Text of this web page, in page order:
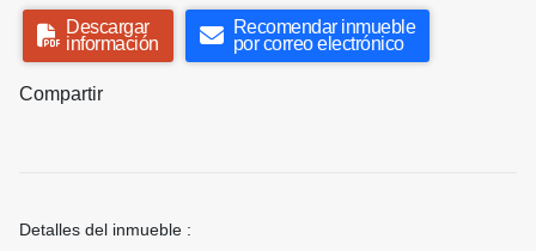
Descargar
información
Recomendar inmueble
por correo electrónico
Compartir
Detalles del inmueble :